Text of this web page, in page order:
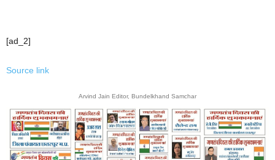
[ad_2]
Source link
Arvind Jain Editor, Bundelkhand Samchar